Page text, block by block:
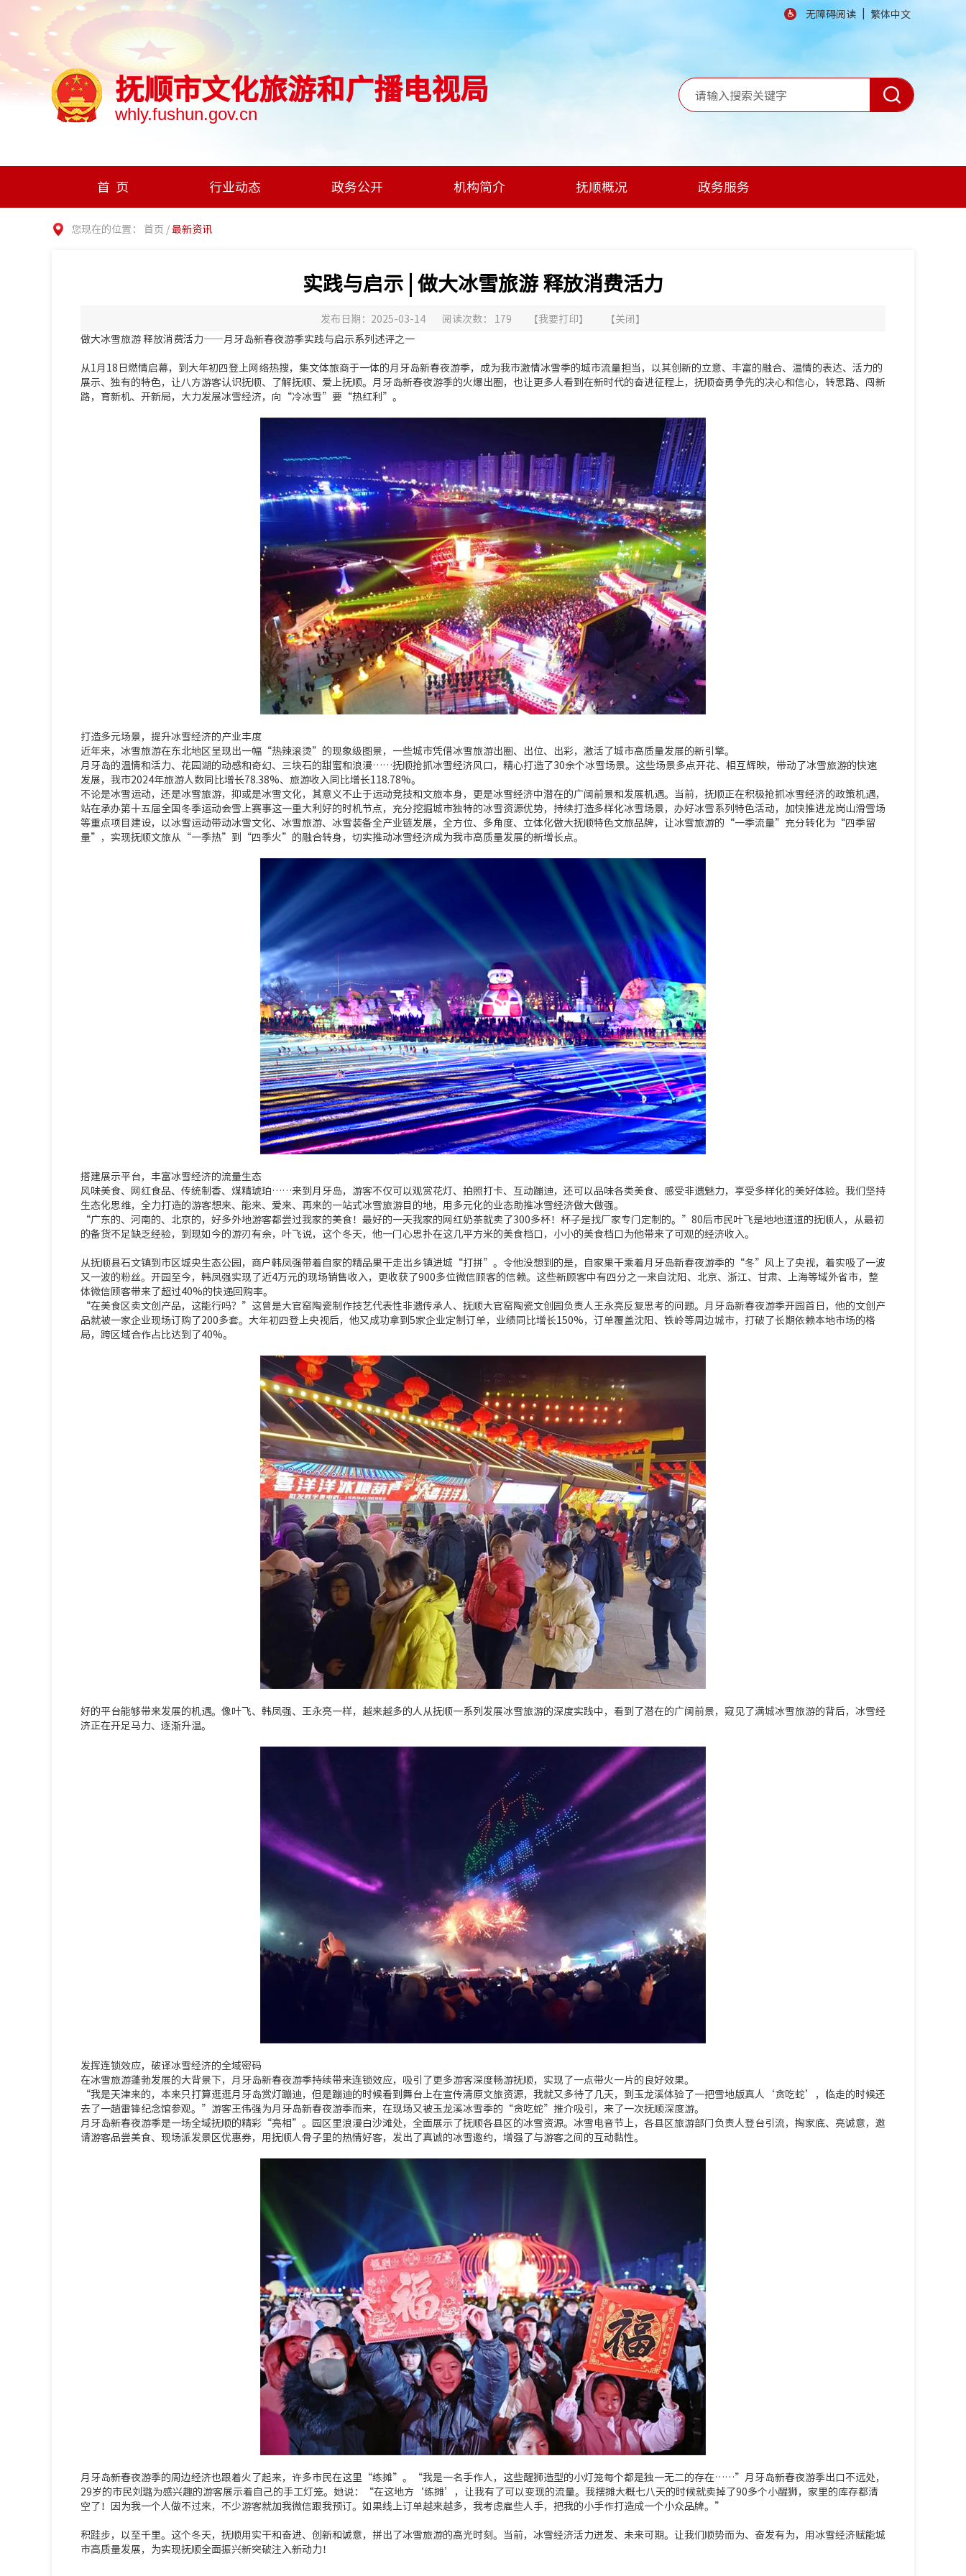
无障碍阅读 | 繁体中文
抚顺市文化旅游和广播电视局
whly.fushun.gov.cn
首页 行业动态 政务公开 机构简介 抚顺概况 政务服务
您现在的位置： 首页 /最新资讯
实践与启示 | 做大冰雪旅游 释放消费活力
发布日期：2025-03-14 阅读次数： 179 【我要打印】 【关闭】
做大冰雪旅游 释放消费活力——月牙岛新春夜游季实践与启示系列述评之一
从1月18日燃情启幕，到大年初四登上网络热搜，集文体旅商于一体的月牙岛新春夜游季，成为我市激情冰雪季的城市流量担当，以其创新的立意、丰富的融合、温情的表达、活力的
展示、独有的特色，让八方游客认识抚顺、了解抚顺、爱上抚顺。月牙岛新春夜游季的火爆出圈，也让更多人看到在新时代的奋进征程上，抚顺奋勇争先的决心和信心，转思路、闯新
路，育新机、开新局，大力发展冰雪经济，向“冷冰雪”要“热红利”。
打造多元场景，提升冰雪经济的产业丰度
近年来，冰雪旅游在东北地区呈现出一幅“热辣滚烫”的现象级图景，一些城市凭借冰雪旅游出圈、出位、出彩，激活了城市高质量发展的新引擎。
月牙岛的温情和活力、花园湖的动感和奇幻、三块石的甜蜜和浪漫……抚顺抢抓冰雪经济风口，精心打造了30余个冰雪场景。这些场景多点开花、相互辉映，带动了冰雪旅游的快速
发展，我市2024年旅游人数同比增长78.38%、旅游收入同比增长118.78%。
不论是冰雪运动，还是冰雪旅游，抑或是冰雪文化，其意义不止于运动竞技和文旅本身，更是冰雪经济中潜在的广阔前景和发展机遇。当前，抚顺正在积极抢抓冰雪经济的政策机遇，
站在承办第十五届全国冬季运动会雪上赛事这一重大利好的时机节点，充分挖掘城市独特的冰雪资源优势，持续打造多样化冰雪场景，办好冰雪系列特色活动，加快推进龙岗山滑雪场
等重点项目建设，以冰雪运动带动冰雪文化、冰雪旅游、冰雪装备全产业链发展，全方位、多角度、立体化做大抚顺特色文旅品牌，让冰雪旅游的“一季流量”充分转化为“四季留
量”，实现抚顺文旅从“一季热”到“四季火”的融合转身，切实推动冰雪经济成为我市高质量发展的新增长点。
搭建展示平台，丰富冰雪经济的流量生态
风味美食、网红食品、传统制香、煤精琥珀……来到月牙岛，游客不仅可以观赏花灯、拍照打卡、互动蹦迪，还可以品味各类美食、感受非遗魅力，享受多样化的美好体验。我们坚持
生态化思维，全力打造的游客想来、能来、爱来、再来的一站式冰雪旅游目的地，用多元化的业态助推冰雪经济做大做强。
“广东的、河南的、北京的，好多外地游客都尝过我家的美食！最好的一天我家的网红奶茶就卖了300多杯！杯子是找厂家专门定制的。”80后市民叶飞是地地道道的抚顺人，从最初
的备货不足缺乏经验，到现如今的游刃有余，叶飞说，这个冬天，他一门心思扑在这几平方米的美食档口，小小的美食档口为他带来了可观的经济收入。
从抚顺县石文镇到市区城央生态公园，商户韩凤强带着自家的精品果干走出乡镇进城“打拼”。令他没想到的是，自家果干乘着月牙岛新春夜游季的“冬”风上了央视，着实吸了一波
又一波的粉丝。开园至今，韩凤强实现了近4万元的现场销售收入，更收获了900多位微信顾客的信赖。这些新顾客中有四分之一来自沈阳、北京、浙江、甘肃、上海等域外省市，整
体微信顾客带来了超过40%的快递回购率。
“在美食区卖文创产品，这能行吗？”这曾是大官窑陶瓷制作技艺代表性非遗传承人、抚顺大官窑陶瓷文创园负责人王永亮反复思考的问题。月牙岛新春夜游季开园首日，他的文创产
品就被一家企业现场订购了200多套。大年初四登上央视后，他又成功拿到5家企业定制订单，业绩同比增长150%，订单覆盖沈阳、铁岭等周边城市，打破了长期依赖本地市场的格
局，跨区域合作占比达到了40%。
好的平台能够带来发展的机遇。像叶飞、韩凤强、王永亮一样，越来越多的人从抚顺一系列发展冰雪旅游的深度实践中，看到了潜在的广阔前景，窥见了满城冰雪旅游的背后，冰雪经
济正在开足马力、逐渐升温。
发挥连锁效应，破译冰雪经济的全域密码
在冰雪旅游蓬勃发展的大背景下，月牙岛新春夜游季持续带来连锁效应，吸引了更多游客深度畅游抚顺，实现了一点带火一片的良好效果。
“我是天津来的，本来只打算逛逛月牙岛赏灯蹦迪，但是蹦迪的时候看到舞台上在宣传清原文旅资源，我就又多待了几天，到玉龙溪体验了一把雪地版真人‘贪吃蛇’，临走的时候还
去了一趟雷锋纪念馆参观。”游客王伟强为月牙岛新春夜游季而来，在现场又被玉龙溪冰雪季的“贪吃蛇”推介吸引，来了一次抚顺深度游。
月牙岛新春夜游季是一场全域抚顺的精彩“亮相”。园区里浪漫白沙滩处，全面展示了抚顺各县区的冰雪资源。冰雪电音节上，各县区旅游部门负责人登台引流，掏家底、亮诚意，邀
请游客品尝美食、现场派发景区优惠券，用抚顺人骨子里的热情好客，发出了真诚的冰雪邀约，增强了与游客之间的互动黏性。
月牙岛新春夜游季的周边经济也跟着火了起来，许多市民在这里“练摊”。“我是一名手作人，这些醒狮造型的小灯笼每个都是独一无二的存在……”月牙岛新春夜游季出口不远处，
29岁的市民刘璐为感兴趣的游客展示着自己的手工灯笼。她说：“在这地方‘练摊’，让我有了可以变现的流量。我摆摊大概七八天的时候就卖掉了90多个小醒狮，家里的库存都清
空了！因为我一个人做不过来，不少游客就加我微信跟我预订。如果线上订单越来越多，我考虑雇些人手，把我的小手作打造成一个小众品牌。”
积跬步，以至千里。这个冬天，抚顺用实干和奋进、创新和诚意，拼出了冰雪旅游的高光时刻。当前，冰雪经济活力迸发、未来可期。让我们顺势而为、奋发有为，用冰雪经济赋能城
市高质量发展，为实现抚顺全面振兴新突破注入新动力！